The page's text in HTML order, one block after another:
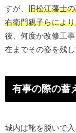
すが、 旧松江藩士
右衛門親子らによ
後、何度か改修工
在までその姿を残し
有事の際の蓄
城内は靴を脱いで